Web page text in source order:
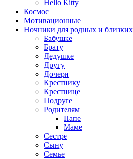
Hello Kitty
Космос
Мотивационные
Ночники для родных и близких
Бабушке
Брату
Дедушке
Другу
Дочери
Крестнику
Крестнице
Подруге
Родителям
Папе
Маме
Сестре
Сыну
Семье